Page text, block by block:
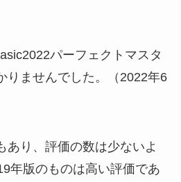
パーフェクトマスタ
りませんでした。（2022年6
あり、評価の数は少ないよ
年版のものは高い評価であ